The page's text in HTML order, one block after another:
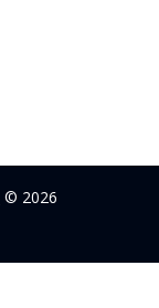
© 2026